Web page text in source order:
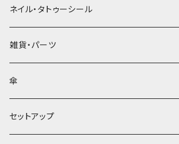
ネイル・タトゥーシール
雑貨・パーツ
傘
セットアップ